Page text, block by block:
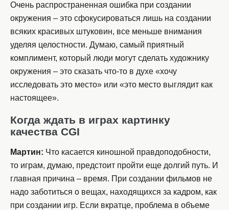
Очень распространенная ошибка при создании
окружения – это сфокусироваться лишь на создании
всяких красивых штуковин, все меньше внимания
уделяя целостности. Думаю, самый приятный
комплимент, который люди могут сделать художнику
окружения – это сказать что-то в духе «хочу
исследовать это место» или «это место выглядит как
настоящее».
Когда ждать в играх картинку
качества CGI
Мартин: Что касается киношной правдоподобности,
то играм, думаю, предстоит пройти еще долгий путь. И
главная причина – время. При создании фильмов не
надо заботиться о вещах, находящихся за кадром, как
при создании игр. Если вкратце, проблема в объеме